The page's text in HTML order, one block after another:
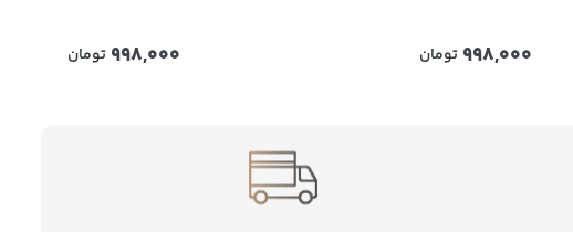
998,000 تومان 998,000 تومان